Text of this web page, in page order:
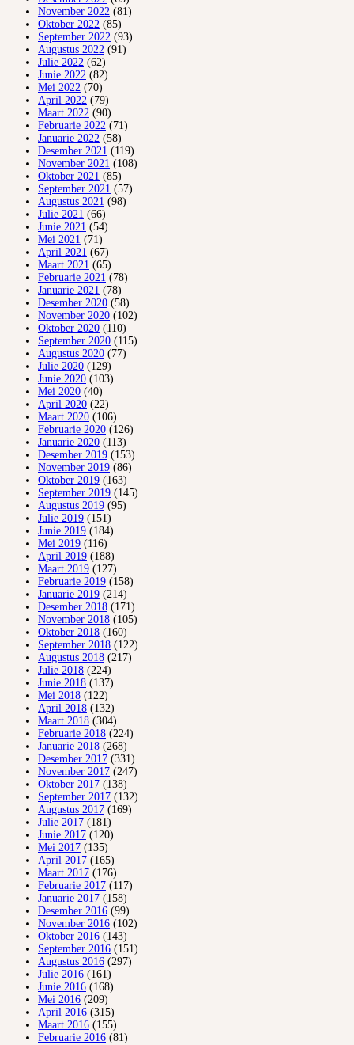
November 2022 (81)
Oktober 2022 (85)
September 2022 (93)
Augustus 2022 (91)
Julie 2022 (62)
Junie 2022 (82)
Mei 2022 (70)
April 2022 (79)
Maart 2022 (90)
Februarie 2022 (71)
Januarie 2022 (58)
Desember 2021 (119)
November 2021 (108)
Oktober 2021 (85)
September 2021 (57)
Augustus 2021 (98)
Julie 2021 (66)
Junie 2021 (54)
Mei 2021 (71)
April 2021 (67)
Maart 2021 (65)
Februarie 2021 (78)
Januarie 2021 (78)
Desember 2020 (58)
November 2020 (102)
Oktober 2020 (110)
September 2020 (115)
Augustus 2020 (77)
Julie 2020 (129)
Junie 2020 (103)
Mei 2020 (40)
April 2020 (22)
Maart 2020 (106)
Februarie 2020 (126)
Januarie 2020 (113)
Desember 2019 (153)
November 2019 (86)
Oktober 2019 (163)
September 2019 (145)
Augustus 2019 (95)
Julie 2019 (151)
Junie 2019 (184)
Mei 2019 (116)
April 2019 (188)
Maart 2019 (127)
Februarie 2019 (158)
Januarie 2019 (214)
Desember 2018 (171)
November 2018 (105)
Oktober 2018 (160)
September 2018 (122)
Augustus 2018 (217)
Julie 2018 (224)
Junie 2018 (137)
Mei 2018 (122)
April 2018 (132)
Maart 2018 (304)
Februarie 2018 (224)
Januarie 2018 (268)
Desember 2017 (331)
November 2017 (247)
Oktober 2017 (138)
September 2017 (132)
Augustus 2017 (169)
Julie 2017 (181)
Junie 2017 (120)
Mei 2017 (135)
April 2017 (165)
Maart 2017 (176)
Februarie 2017 (117)
Januarie 2017 (158)
Desember 2016 (99)
November 2016 (102)
Oktober 2016 (143)
September 2016 (151)
Augustus 2016 (297)
Julie 2016 (161)
Junie 2016 (168)
Mei 2016 (209)
April 2016 (315)
Maart 2016 (155)
Februarie 2016 (81)